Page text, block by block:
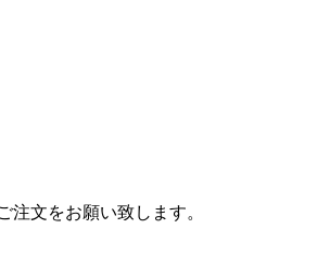
注文をお願い致します。